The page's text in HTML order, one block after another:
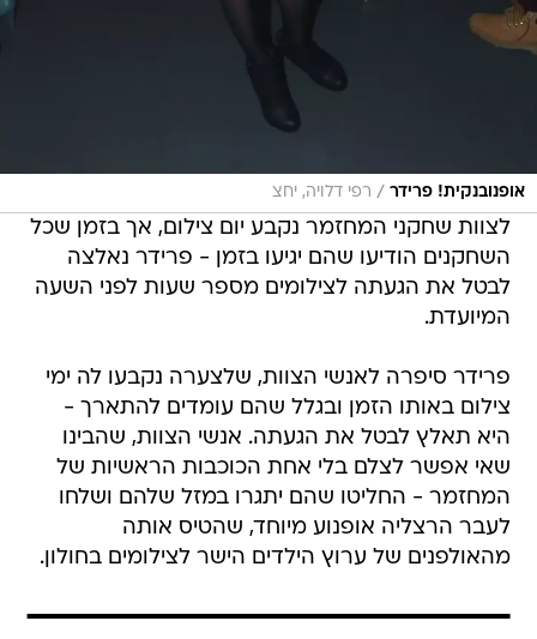
אופנובנקית! פרידר / רפי דלויה, יחצ
לצוות שחקני המחזמר נקבע יום צילום, אך בזמן שכל
השחקנים הודיעו שהם יגיעו בזמן - פרידר נאלצה
לבטל את הגעתה לצילומים מספר שעות לפני השעה
המיועדת.
פרידר סיפרה לאנשי הצוות, שלצערה נקבעו לה ימי
צילום באותו הזמן ובגלל שהם עומדים להתארך -
היא תאלץ לבטל את הגעתה. אנשי הצוות, שהבינו
שאי אפשר לצלם בלי אחת הכוכבות הראשיות של
המחזמר - החליטו שהם יתגרו במזל שלהם ושלחו
לעבר הרצליה אופנוע מיוחד, שהטיס אותה
מהאולפנים של ערוץ הילדים הישר לצילומים בחולון.